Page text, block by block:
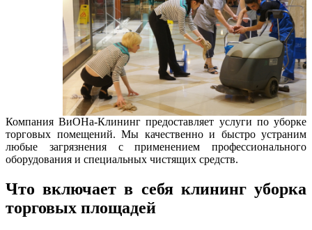
Компания ВиОНа-Клининг предоставляет услуги по уборке
торговых помещений. Мы качественно и быстро устраним
любые загрязнения с применением профессионального
оборудования и специальных чистящих средств.
Что включает в себя клининг уборка
торговых площадей